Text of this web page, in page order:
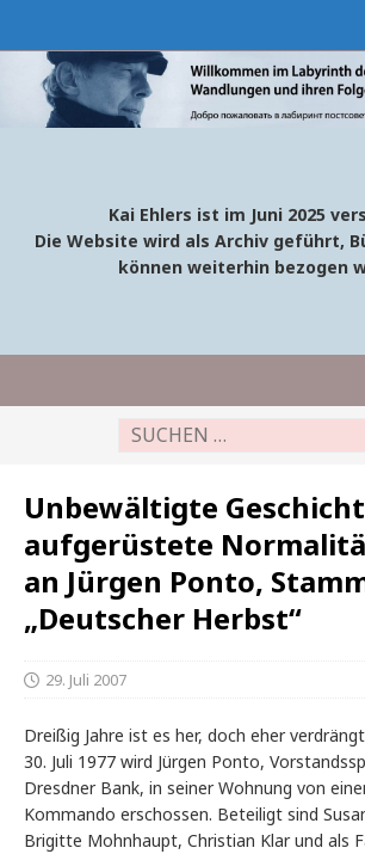
Kai Ehlers ist im Juni 2025
Die Website wird als Archiv geführt,
können weiterhin bezogen
Unbewältigte
aufgerüstete
an Jürgen Ponto,
„Deutscher Herbst“
29. Juli 2007
Dreißig Jahre ist es her, doch eher
30. Juli 1977 wird Jürgen Ponto,
Dresdner Bank, in seiner Wohnung von
Kommando erschossen. Beteiligt sind
Brigitte Mohnhaupt, Christian Klar und als